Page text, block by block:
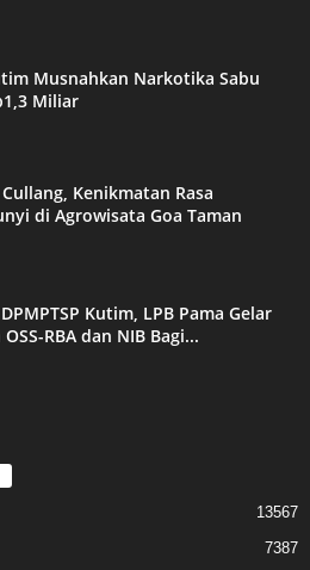
Musnahkan Narkotika Sabu
Miliar
Kenikmatan Rasa
di Agrowisata Goa Taman
Kutim, LPB Pama Gelar
RBA dan NIB Bagi...
13567
7387